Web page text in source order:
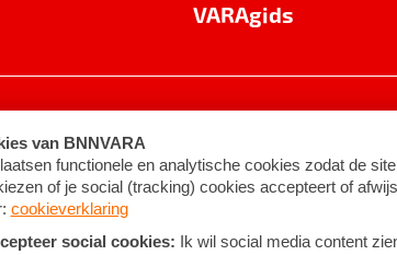
VARAgids
Algemene voorwaarden ©2026BNNVARA